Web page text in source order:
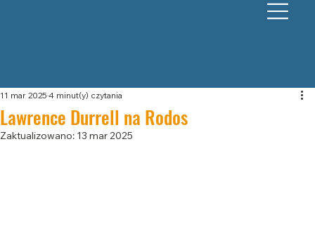
Lawrence Durrell na Rodos
11 mar 2025 4 minut(y) czytania
Zaktualizowano: 13 mar 2025